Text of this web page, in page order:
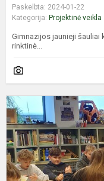
Paskelbta: 2024-01-22
Kategorija: Projektinė veikla
Gimnazijos jaunieji šauliai
rinktinė...